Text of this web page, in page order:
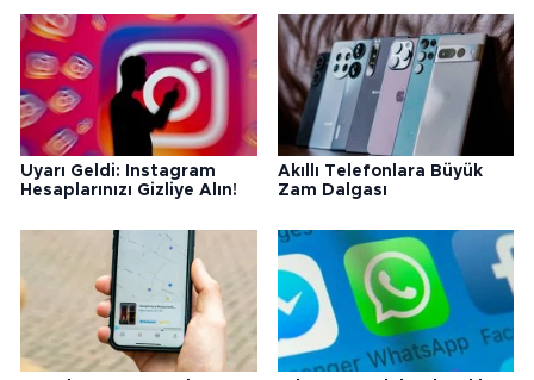
Uyarı Geldi: Instagram
Hesaplarınızı Gizliye Alın!
Akıllı Telefonlara Büyük
Zam Dalgası